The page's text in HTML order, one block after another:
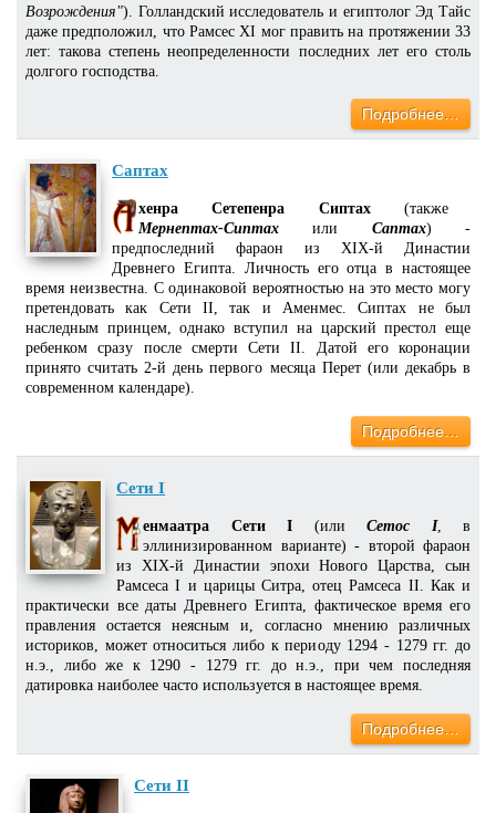
Возрождения"). Голландский исследователь и египтолог Эд Тайс
даже предположил, что Рамсес XI мог править на протяжении 33
лет: такова степень неопределенности последних лет его столь
долгого господства.
Подробнее…
Саптах
хенра Сетепенра Сиптах(также
Мернептах-Сиптах или Саптах) -
предпоследний фараон из XIX-й Династии
Древнего Египта. Личность его отца в настоящее
время неизвестна. С одинаковой вероятностью на это место могу
претендовать как Сети II, так и Аменмес. Сиптах не был
наследным принцем, однако вступил на царский престол еще
ребенком сразу после смерти Сети II. Датой его коронации
принято считать 2-й день первого месяца Перет (или декабрь в
современном календаре).
Подробнее…
Сети I
енмаатра Сети I (илиСетос I, в
эллинизированном варианте) - второй фараон
из XIX-й Династии эпохи Нового Царства, сын
Рамсеса I и царицы Ситра, отец Рамсеса II. Как и
практически все даты Древнего Египта, фактическое время его
правления остается неясным и, согласно мнению различных
историков, может относиться либо к периоду 1294 - 1279 гг. до
н.э., либо же к 1290 - 1279 гг. до н.э., при чем последняя
датировка наиболее часто используется в настоящее время.
Подробнее…
Сети II